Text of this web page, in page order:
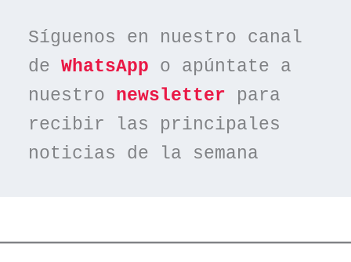
Síguenos en nuestro canal
de WhatsApp o apúntate a
nuestro newsletter para
recibir las principales
noticias de la semana